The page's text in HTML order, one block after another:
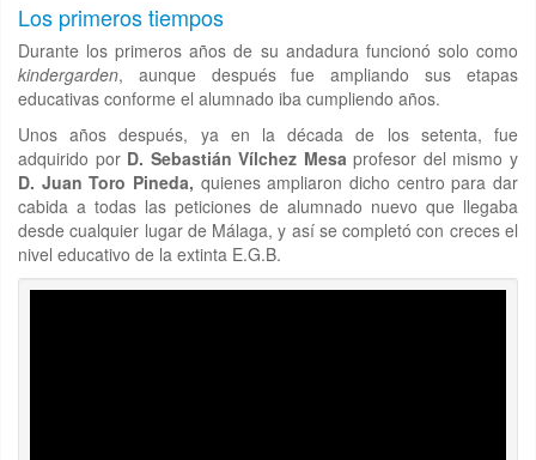
Los primeros tiempos
Durante los primeros años de su andadura funcionó solo como
kindergarden, aunque después fue ampliando sus etapas
educativas conforme el alumnado iba cumpliendo años.
Unos años después, ya en la década de los setenta, fue
adquirido por D. Sebastián Vílchez Mesa profesor del mismo y
D. Juan Toro Pineda, quienes ampliaron dicho centro para dar
cabida a todas las peticiones de alumnado nuevo que llegaba
desde cualquier lugar de Málaga, y así se completó con creces el
nivel educativo de la extinta E.G.B.